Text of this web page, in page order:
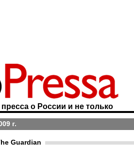
о России и не только
г.
Guardian